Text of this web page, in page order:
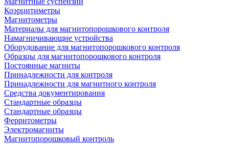
Коэрцитиметры
Магнитометры
Материалы для магнитопорошкового контроля
Намагничивающие устройства
Оборудование для магнитопорошкового контроля
Образцы для магнитопорошкового контроля
Постоянные магниты
Принадлежности для контроля
Принадлежности для магнитного контроля
Средства документирования
Стандартные образцы
Стандартные образцы
Ферритометры
Электромагниты
Магнитопорошковый контроль